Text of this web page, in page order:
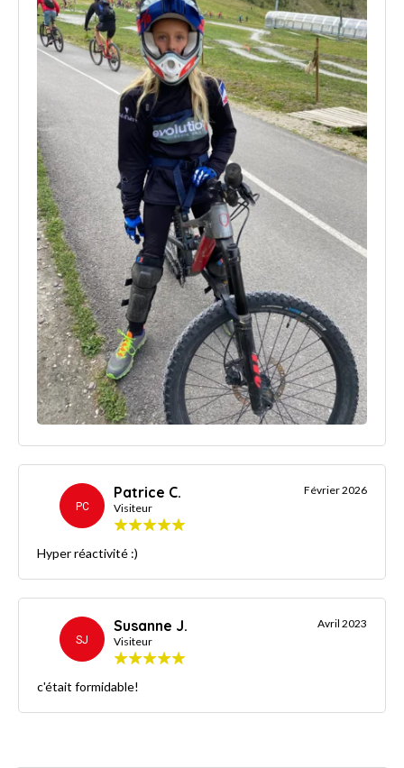
PC
Patrice C.
Visiteur
Février 2026
Hyper réactivité :)
SJ
Susanne J.
Visiteur
Avril 2023
c'était formidable!